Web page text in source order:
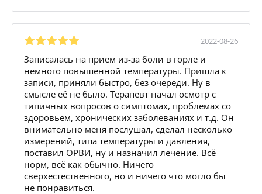
2022-08-26
Записалась на прием из-за боли в горле и
немного повышенной температуры. Пришла к
записи, приняли быстро, без очереди. Ну в
смысле её не было. Терапевт начал осмотр с
типичных вопросов о симптомах, проблемах со
здоровьем, хронических заболеваниях и т.д. Он
внимательно меня послушал, сделал несколько
измерений, типа температуры и давления,
поставил ОРВИ, ну и назначил лечение. Всё
норм, всё как обычно. Ничего
сверхестественного, но и ничего что могло бы
не понравиться.